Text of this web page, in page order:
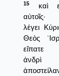
15
καὶ
αὐτοῖς·
λέγει
Θεὸς
ἀνδρὶ